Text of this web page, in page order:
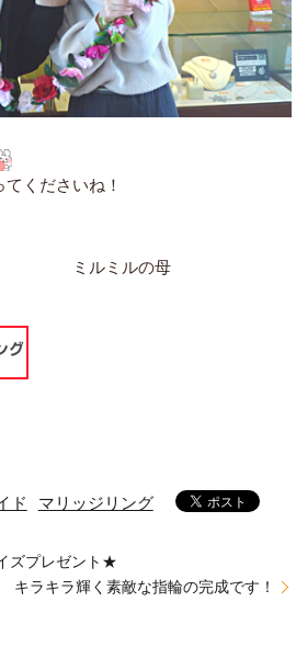
くださいね！
の母
ド マリッジリング
ズプレゼント★
キラキラ輝く素敵な指輪の完成です！